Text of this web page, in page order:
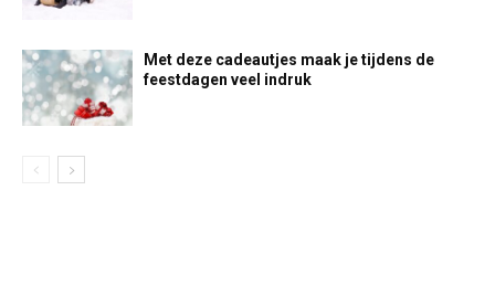
Met deze cadeautjes maak je tijdens de
feestdagen veel indruk